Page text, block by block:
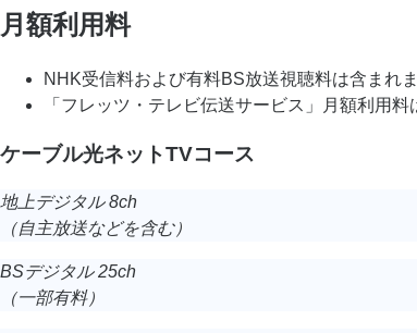
月額利用料
NHK受信料および有料BS放送視聴料は含まれま
「フレッツ・テレビ伝送サービス」月額利用
ケーブル光ネットTVコース
地上デジタル 8ch
（自主放送などを含む）
BSデジタル 25ch
（一部有料）